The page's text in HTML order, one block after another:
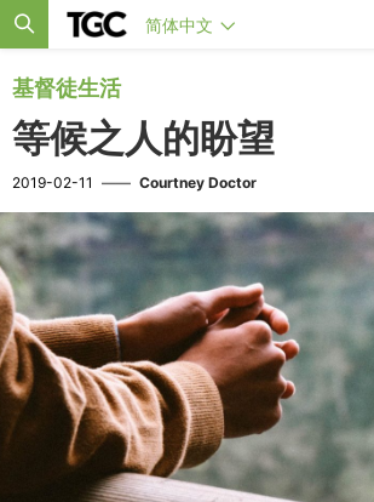
简体中文
基督徒生活
等候之人的盼望
2019-02-11 —— Courtney Doctor